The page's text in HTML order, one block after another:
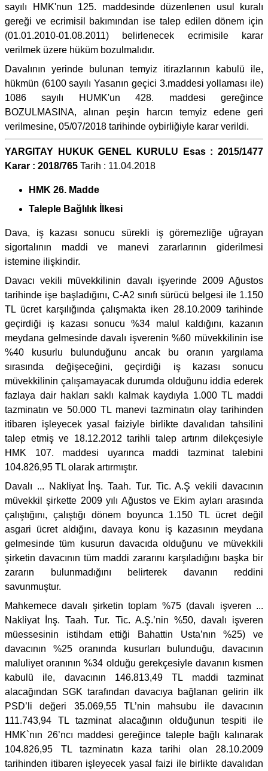
sayılı HMK'nun 125. maddesinde düzenlenen usul kuralı
gereği ve ecrimisil bakımından ise talep edilen dönem için
(01.01.2010-01.08.2011) belirlenecek ecrimisile karar
verilmek üzere hüküm bozulmalıdır.
Davalının yerinde bulunan temyiz itirazlarının kabulü ile,
hükmün (6100 sayılı Yasanın geçici 3.maddesi yollaması ile)
1086 sayılı HUMK'un 428. maddesi gereğince
BOZULMASINA, alınan peşin harcın temyiz edene geri
verilmesine, 05/07/2018 tarihinde oybirliğiyle karar verildi.
YARGITAY HUKUK GENEL KURULU Esas : 2015/1477
Karar : 2018/765 Tarih : 11.04.2018
HMK 26. Madde
Taleple Bağlılık İlkesi
Dava, iş kazası sonucu sürekli iş göremezliğe uğrayan
sigortalının maddi ve manevi zararlarının giderilmesi
istemine ilişkindir.
Davacı vekili müvekkilinin davalı işyerinde 2009 Ağustos
tarihinde işe başladığını, C-A2 sınıfı sürücü belgesi ile 1.150
TL ücret karşılığında çalışmakta iken 28.10.2009 tarihinde
geçirdiği iş kazası sonucu %34 malul kaldığını, kazanın
meydana gelmesinde davalı işverenin %60 müvekkilinin ise
%40 kusurlu bulunduğunu ancak bu oranın yargılama
sırasında değişeceğini, geçirdiği iş kazası sonucu
müvekkilinin çalışamayacak durumda olduğunu iddia ederek
fazlaya dair hakları saklı kalmak kaydıyla 1.000 TL maddi
tazminatın ve 50.000 TL manevi tazminatın olay tarihinden
itibaren işleyecek yasal faiziyle birlikte davalıdan tahsilini
talep etmiş ve 18.12.2012 tarihli talep artırım dilekçesiyle
HMK 107. maddesi uyarınca maddi tazminat talebini
104.826,95 TL olarak artırmıştır.
Davalı ... Nakliyat İnş. Taah. Tur. Tic. A.Ş vekili davacının
müvekkil şirkette 2009 yılı Ağustos ve Ekim ayları arasında
çalıştığını, çalıştığı dönem boyunca 1.150 TL ücret değil
asgari ücret aldığını, davaya konu iş kazasının meydana
gelmesinde tüm kusurun davacıda olduğunu ve müvekkili
şirketin davacının tüm maddi zararını karşıladığını başka bir
zararın bulunmadığını belirterek davanın reddini
savunmuştur.
Mahkemece davalı şirketin toplam %75 (davalı işveren ...
Nakliyat İnş. Taah. Tur. Tic. A.Ş.’nin %50, davalı işveren
müessesinin istihdam ettiği Bahattin Usta’nın %25) ve
davacının %25 oranında kusurları bulunduğu, davacının
maluliyet oranının %34 olduğu gerekçesiyle davanın kısmen
kabulü ile, davacının 146.813,49 TL maddi tazminat
alacağından SGK tarafından davacıya bağlanan gelirin ilk
PSD’li değeri 35.069,55 TL’nin mahsubu ile davacının
111.743,94 TL tazminat alacağının olduğunun tespiti ile
HMK`nın 26’ncı maddesi gereğince taleple bağlı kalınarak
104.826,95 TL tazminatın kaza tarihi olan 28.10.2009
tarihinden itibaren işleyecek yasal faizi ile birlikte davalıdan